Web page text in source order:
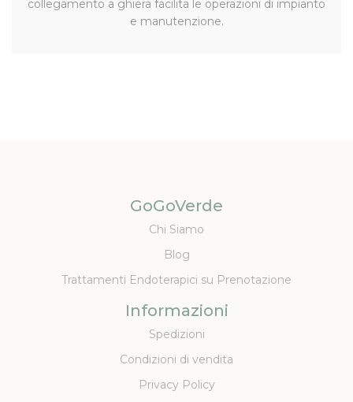
collegamento a ghiera facilita le operazioni di impianto
e manutenzione.
GoGoVerde
Chi Siamo
Blog
Trattamenti Endoterapici su Prenotazione
Informazioni
Spedizioni
Condizioni di vendita
Privacy Policy